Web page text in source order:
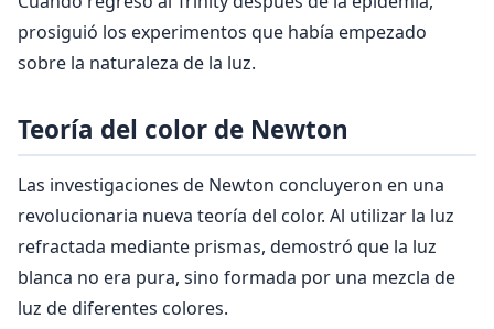
prosiguió los experimentos que había empezado
sobre la naturaleza de la luz.
Teoría del color de Newton
Las investigaciones de Newton concluyeron en una
revolucionaria nueva teoría del color. Al utilizar la luz
refractada mediante prismas, demostró que la luz
blanca no era pura, sino formada por una mezcla de
luz de diferentes colores.